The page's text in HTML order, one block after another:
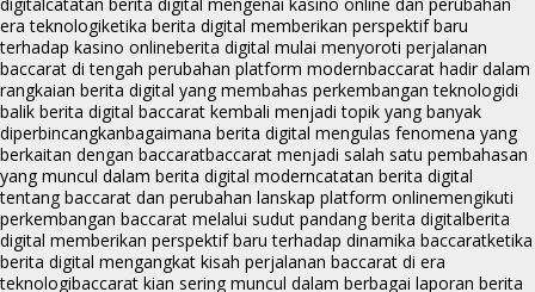
era teknologiketika berita digital memberikan perspektif baru
terhadap kasino onlineberita digital mulai menyoroti perjalanan
baccarat di tengah perubahan platform modernbaccarat hadir dalam
rangkaian berita digital yang membahas perkembangan teknologidi
balik berita digital baccarat kembali menjadi topik yang banyak
diperbincangkanbagaimana berita digital mengulas fenomena yang
berkaitan dengan baccaratbaccarat menjadi salah satu pembahasan
yang muncul dalam berita digital moderncatatan berita digital
tentang baccarat dan perubahan lanskap platform onlinemengikuti
perkembangan baccarat melalui sudut pandang berita digitalberita
digital memberikan perspektif baru terhadap dinamika baccaratketika
berita digital mengangkat kisah perjalanan baccarat di era
teknologibaccarat kian sering muncul dalam berbagai laporan berita